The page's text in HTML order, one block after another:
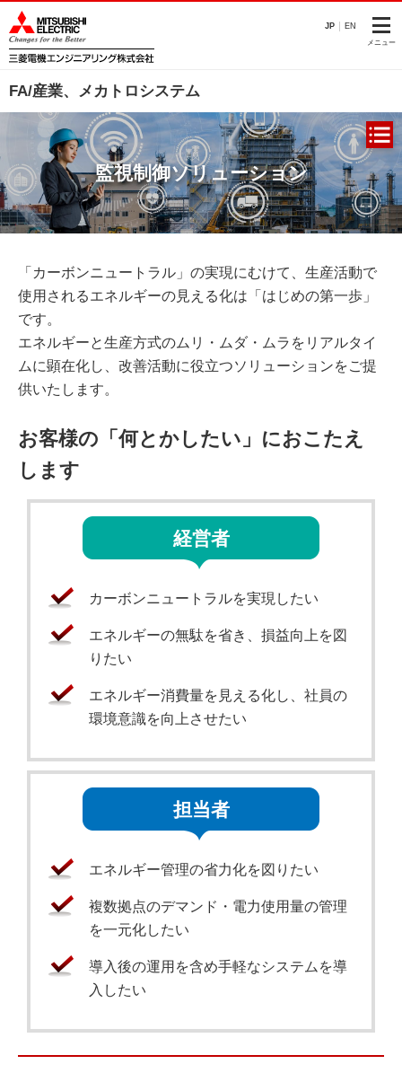
JP EN
メニュー
FA/産業、メカトロシステム
監視制御ソリューション
「カーボンニュートラル」の実現にむけて、生産活動で
使用されるエネルギーの見える化は「はじめの第一歩」
です。
エネルギーと生産方式のムリ・ムダ・ムラをリアルタイ
ムに顕在化し、改善活動に役立つソリューションをご提
供いたします。
お客様の「何とかしたい」におこたえ
します
経営者
カーボンニュートラルを実現したい
エネルギーの無駄を省き、損益向上を図
りたい
エネルギー消費量を見える化し、社員の
環境意識を向上させたい
担当者
エネルギー管理の省力化を図りたい
複数拠点のデマンド・電力使用量の管理
を一元化したい
導入後の運用を含め手軽なシステムを導
入したい